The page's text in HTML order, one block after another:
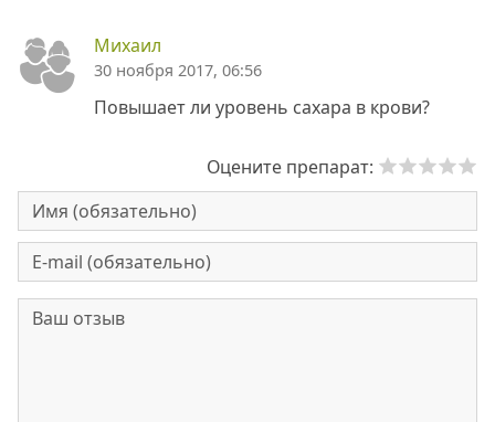
Михаил
30 ноября 2017, 06:56
Повышает ли уровень сахара в крови?
Оцените препарат: